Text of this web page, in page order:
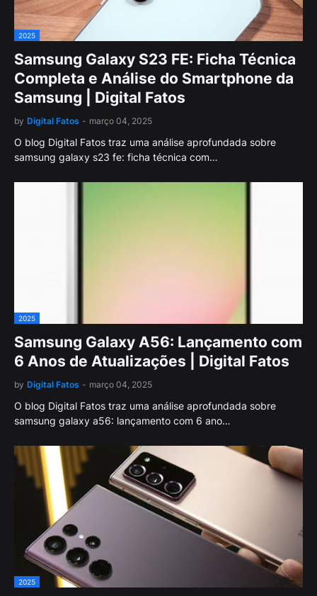
2025
Samsung Galaxy S23 FE: Ficha Técnica
Completa e Análise do Smartphone da
Samsung | Digital Fatos
by Digital Fatos - março 04, 2025
O blog Digital Fatos traz uma análise aprofundada sobre
samsung galaxy s23 fe: ficha técnica com…
2025
Samsung Galaxy A56: Lançamento com
6 Anos de Atualizações | Digital Fatos
by Digital Fatos - março 04, 2025
O blog Digital Fatos traz uma análise aprofundada sobre
samsung galaxy a56: lançamento com 6 ano…
2025